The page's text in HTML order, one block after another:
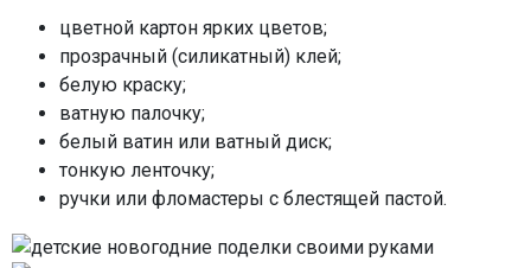
цветной картон ярких цветов;
прозрачный (силикатный) клей;
белую краску;
ватную палочку;
белый ватин или ватный диск;
тонкую ленточку;
ручки или фломастеры с блестящей пастой.